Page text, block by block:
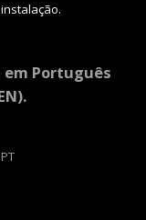
em Português